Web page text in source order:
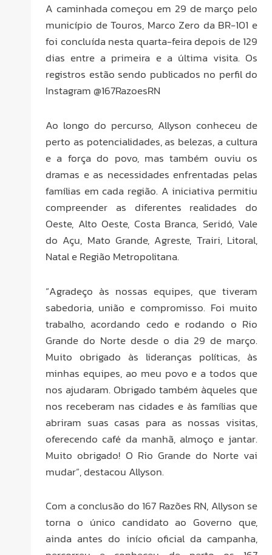
A caminhada começou em 29 de março pelo
município de Touros, Marco Zero da BR-101 e
foi concluída nesta quarta-feira depois de 129
dias entre a primeira e a última visita. Os
registros estão sendo publicados no perfil do
Instagram @167RazoesRN
Ao longo do percurso, Allyson conheceu de
perto as potencialidades, as belezas, a cultura
e a força do povo, mas também ouviu os
dramas e as necessidades enfrentadas pelas
famílias em cada região. A iniciativa permitiu
compreender as diferentes realidades do
Oeste, Alto Oeste, Costa Branca, Seridó, Vale
do Açu, Mato Grande, Agreste, Trairi, Litoral,
Natal e Região Metropolitana.
“Agradeço às nossas equipes, que tiveram
sabedoria, união e compromisso. Foi muito
trabalho, acordando cedo e rodando o Rio
Grande do Norte desde o dia 29 de março.
Muito obrigado às lideranças políticas, às
minhas equipes, ao meu povo e a todos que
nos ajudaram. Obrigado também àqueles que
nos receberam nas cidades e às famílias que
abriram suas casas para as nossas visitas,
oferecendo café da manhã, almoço e jantar.
Muito obrigado! O Rio Grande do Norte vai
mudar”, destacou Allyson.
Com a conclusão do 167 Razões RN, Allyson se
torna o único candidato ao Governo que,
ainda antes do início oficial da campanha,